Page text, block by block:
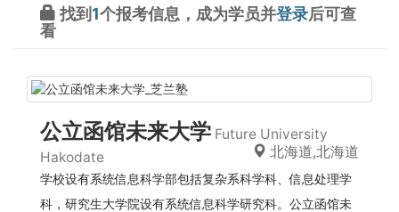
找到 1个报考信息，成为学员并登录后可查
看
公立函馆未来大学 Future University
Hakodate
北海道,北海道
学校设有系统信息科学部包括复杂系科学科、信息处理学
科，研究生大学院设有系统信息科学研究科。公立函馆未